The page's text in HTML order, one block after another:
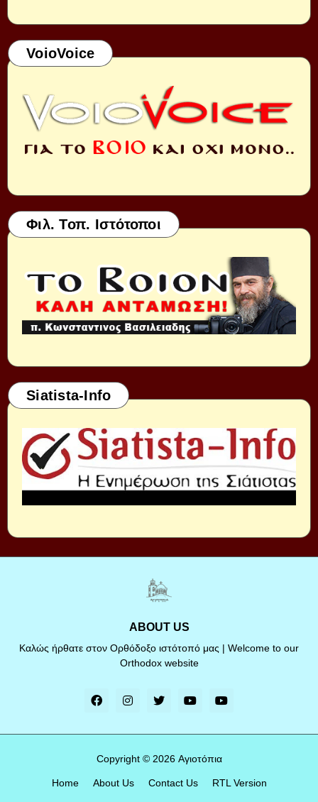
VoioVoice
Φιλ. Τοπ. Ιστότοποι
Siatista-Info
ABOUT US
Καλώς ήρθατε στον Ορθόδοξο ιστότοπό μας | Welcome to our
Orthodox website
Copyright © 2026 Αγιοτόπια
Home About Us Contact Us RTL Version